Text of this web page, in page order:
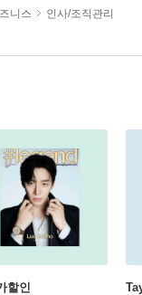
니스 인사/조직관리
할인